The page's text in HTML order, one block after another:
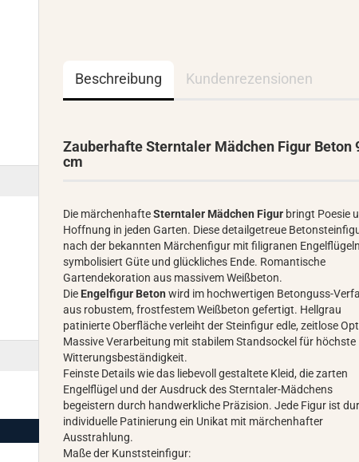
Beschreibung Kundenrezensionen
Zauberhafte Sterntaler Mädchen Figur Beton
cm
Die märchenhafteSterntaler Mädchen Figur bringt Poesie
Hoffnung in jeden Garten. Diese detailgetreue
nach der bekannten Märchenfigur mit filigranen Engelflügeln
symbolisiert Güte und glückliches Ende. Romantische
Gartendekoration aus massivem Weißbeton.
Die Engelfigur Beton wird im hochwertigen Betonguss-
aus robustem, frostfestem Weißbeton gefertigt. Hellgrau
patinierte Oberfläche verleiht der Steinfigur edle, zeitlose
Massive Verarbeitung mit stabilem Standsockel für höchste
Witterungsbeständigkeit.
Feinste Details wie das liebevoll gestaltete Kleid, die zarten
Engelflügel und der Ausdruck des Sterntaler-Mädchens
begeistern durch handwerkliche Präzision. Jede Figur ist
individuelle Patinierung ein Unikat mit märchenhafter
Ausstrahlung.
Maße der Kunststeinfigur: